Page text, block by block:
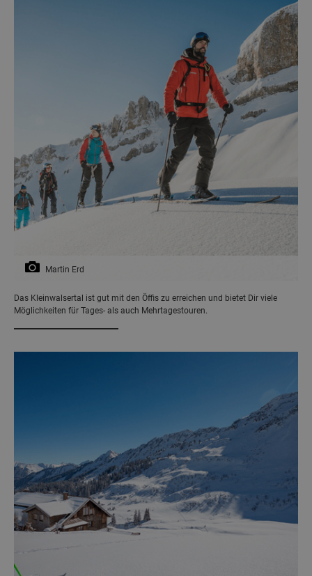
Martin Erd
Das Kleinwalsertal ist gut mit den Öffis zu erreichen und bietet Dir viele
Möglichkeiten für Tages- als auch Mehrtagestouren.